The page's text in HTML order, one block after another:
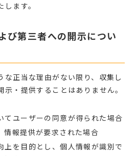
ます。
び第三者への開示につい
な正当な理由がない限り、収集し
・提供することはありません。
てユーザーの同意が得られた場合
情報提供が要求された場合
上を目的とし、個人情報が識別で